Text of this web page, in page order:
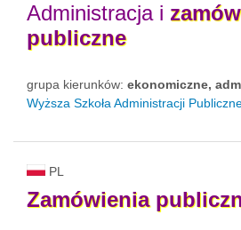
Administracja i
publiczne
grupa kierunków: ekonomiczne,
Wyższa Szkoła Administracji
PL
Zamówienia